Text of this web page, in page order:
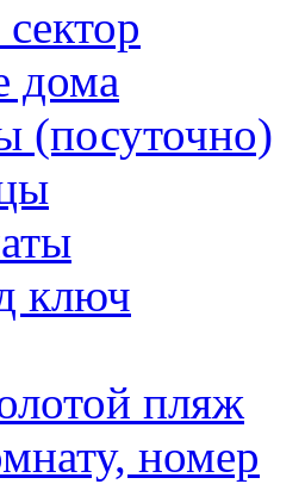
дома
(посуточно)
ключ
пляж
номер